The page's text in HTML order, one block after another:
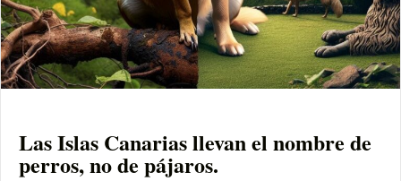
Las Islas Canarias llevan el nombre de
perros, no de pájaros.